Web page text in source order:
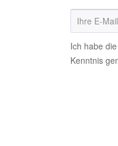
Ich habe die
Kenntnis